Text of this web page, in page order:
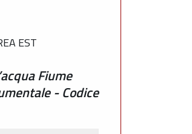
EST
Fiume
- Codice